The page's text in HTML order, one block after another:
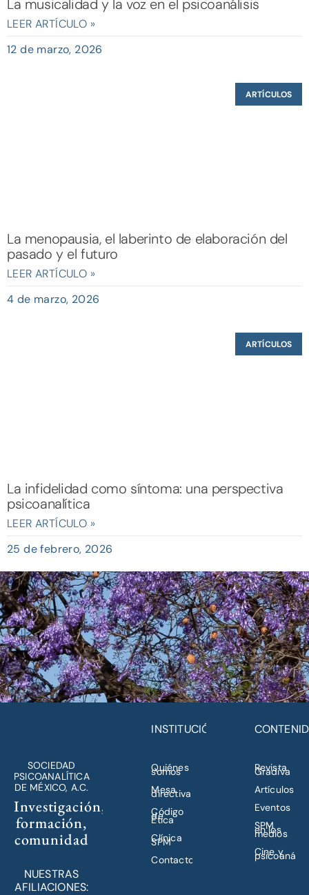
La musicalidad y la voz en el psicoanálisis
LEER ARTÍCULO »
12 de marzo, 2026
ARTÍCULOS
La menopausia, el laberinto de elaboración del
pasado y el futuro
LEER ARTÍCULO »
4 de marzo, 2026
ARTÍCULOS
La infidelidad como síntoma: una perspectiva
psicoanalítica
LEER ARTÍCULO »
25 de febrero, 2026
SOCIEDAD
PSICOANALÍTICA
DE MÉXICO, A.C.
Investigación,
formación,
comunidad
NUESTRAS
AFILIACIONES:
INSTITUCIÓN
Quiénes
somos
Mesa
directiva
Código
de
Ética
Clínica
SPM
Contacto
Revista
Gradiva
Artículos
Eventos
SPM
en los
medios
Cine y